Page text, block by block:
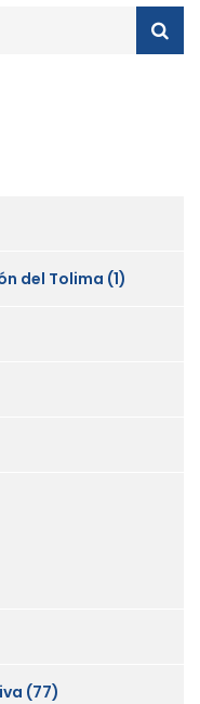
del Tolima (1)
(77)